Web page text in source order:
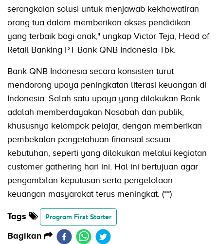
serangkaian solusi untuk menjawab kekhawatiran
orang tua dalam memberikan akses pendidikan
yang terbaik bagi anak," ungkap Victor Teja, Head of
Retail Banking PT Bank QNB Indonesia Tbk.
Bank QNB Indonesia secara konsisten turut
mendorong upaya peningkatan literasi keuangan di
Indonesia. Salah satu upaya yang dilakukan Bank
adalah memberdayakan Nasabah dan publik,
khususnya kelompok pelajar, dengan memberikan
pembekalan pengetahuan finansial sesuai
kebutuhan, seperti yang dilakukan melalui kegiatan
customer gathering hari ini. Hal ini bertujuan agar
pengambilan keputusan serta pengelolaan
keuangan masyarakat terus meningkat. (**)
Tags Program First Starter
Bagikan